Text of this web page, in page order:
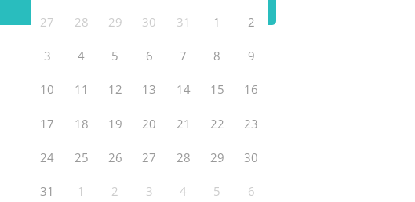
27 28 29 30 31 1 2
3 4 5 6 7 8 9
10 11 12 13 14 15 16
17 18 19 20 21 22 23
24 25 26 27 28 29 30
31 1 2 3 4 5 6